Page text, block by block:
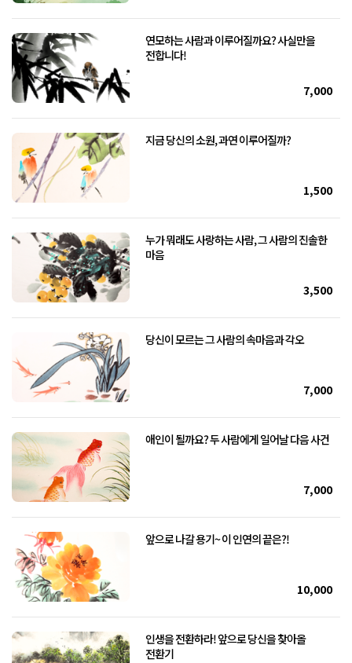
연모하는 사람과 이루어질까요? 사실만을
전합니다!
7,000
지금 당신의 소원, 과연 이루어질까?
1,500
누가 뭐래도 사랑하는 사람, 그 사람의 진솔한
마음
3,500
당신이 모르는 그 사람의 속마음과 각오
7,000
애인이 될까요? 두 사람에게 일어날 다음 사건
7,000
앞으로 나갈 용기~ 이 인연의 끝은?!
10,000
인생을 전환하라! 앞으로 당신을 찾아올
전환기